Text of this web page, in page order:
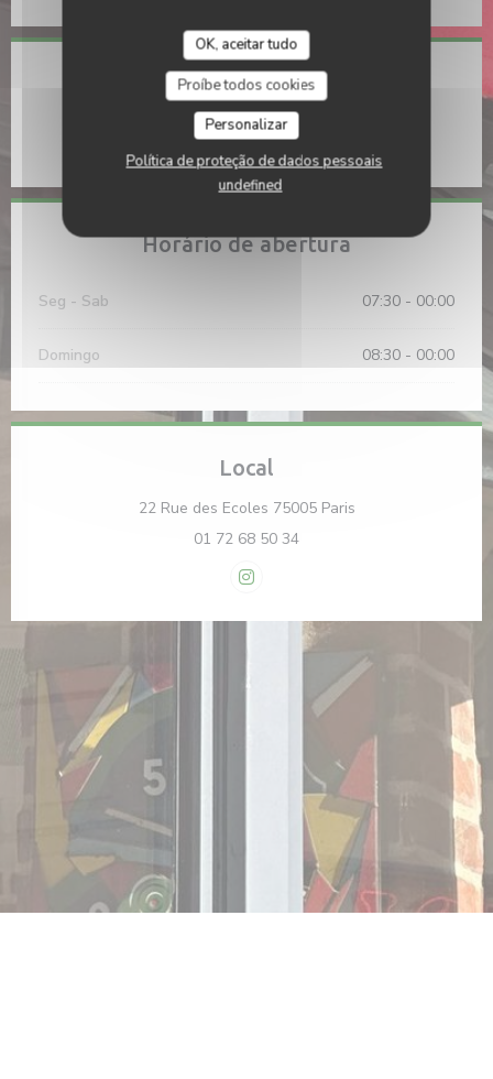
OK, aceitar tudo
Proíbe todos cookies
Personalizar
Política de proteção de dados pessoais
undefined
nova janela))
Acesso
Metro
Horário de abertura
Seg - Sab 07:30 - 00:00
Domingo 08:30 - 00:00
Local
22 Rue des Ecoles 75005 Paris((abre numa nova
01 72 68 50 34
Instagram ((abre numa nova